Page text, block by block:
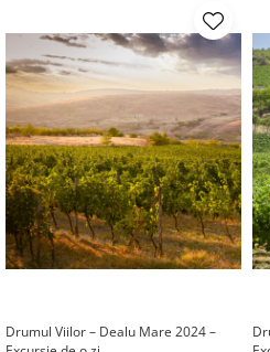
Drumul Viilor – Dealu Mare 2024 –